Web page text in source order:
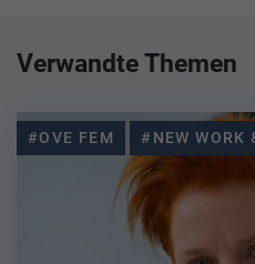
Verwandte Themen
#OVE FEM #NEW WORK